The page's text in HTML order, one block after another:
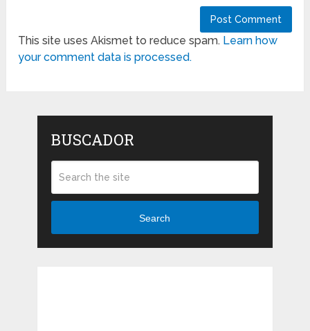
This site uses Akismet to reduce spam. Learn how
your comment data is processed.
BUSCADOR
Search